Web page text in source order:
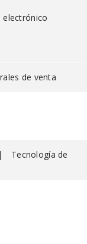
de venta
| Tecnología de